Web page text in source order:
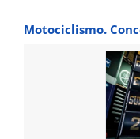
Motociclismo.